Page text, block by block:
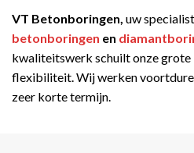
VT Betonboringen, uw specialist
betonboringen en
kwaliteitswerk schuilt onze grote
flexibiliteit. Wij werken
zeer korte termijn.